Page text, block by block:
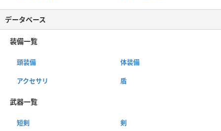
データベース
装備一覧
頭装備 体装備
アクセサリ 盾
武器一覧
短剣 剣